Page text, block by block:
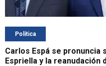
Política
Carlos Espá se pronuncia
Espriella y la reanudación